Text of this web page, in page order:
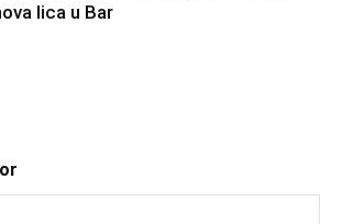
lica u Bar